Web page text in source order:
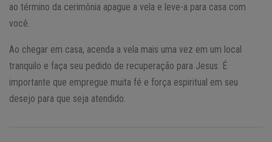
ao término da cerimônia apague a vela e leve-a para casa com
você.
Ao chegar em casa, acenda a vela mais uma vez em um local
tranquilo e faça seu pedido de recuperação para Jesus. É
importante que empregue muita fé e força espiritual em seu
desejo para que seja atendido.